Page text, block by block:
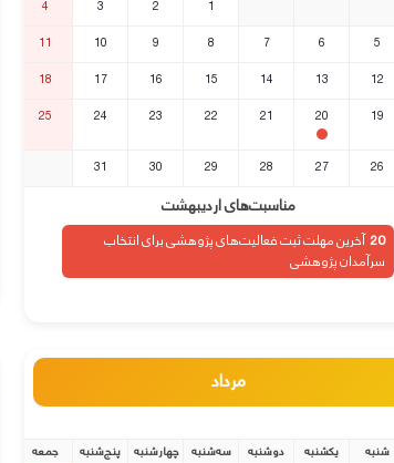
1
2
3
4
5
6
7
8
9
10
11
12
13
14
15
16
17
18
19
20
21
22
23
24
25
26
27
28
29
30
31
مناسبت‌های اردیبهشت
20 آخرین مهلت ثبت فعالیت‌های پژوهشی برای انتخاب
سرآمدان پژوهشی
مرداد
شنبه یکشنبه دوشنبه سه‌شنبه چهارشنبه پنج‌شنبه
جمعه